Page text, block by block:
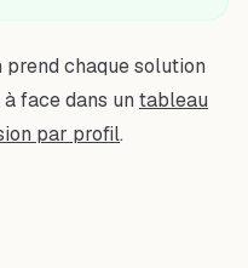
prend chaque solution
face dans un tableau
par profil.